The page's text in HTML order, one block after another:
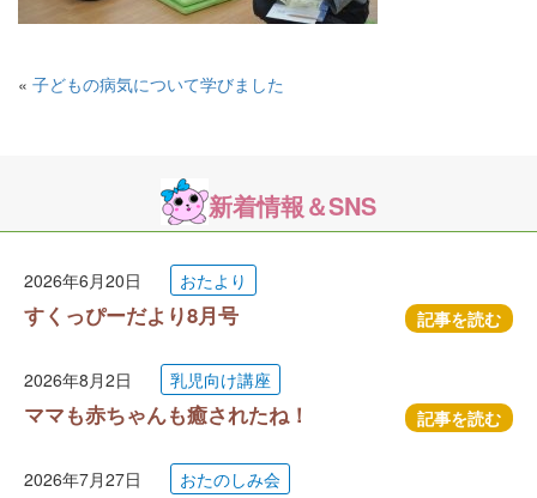
« 子どもの病気について学びました
新着情報＆SNS
2026年6月20日 おたより
すくっぴーだより8月号 記事を読む
2026年8月2日 乳児向け講座
ママも赤ちゃんも癒されたね！ 記事を読む
2026年7月27日 おたのしみ会